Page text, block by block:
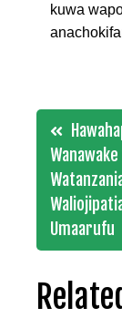
kuwa
Post
Wanawake
Umaarufu